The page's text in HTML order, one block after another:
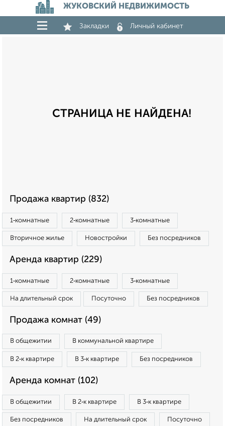
ЖУКОВСКИЙ НЕДВИЖИМОСТЬ
Закладки Личный кабинет
СТРАНИЦА НЕ НАЙДЕНА!
Продажа квартир (832)
1‑комнатные 2‑комнатные 3‑комнатные
Вторичное жилье Новостройки Без посредников
Аренда квартир (229)
1‑комнатные 2‑комнатные 3‑комнатные
На длительный срок Посуточно Без посредников
Продажа комнат (49)
В общежитии В коммунальной квартире
В 2‑к квартире В 3‑к квартире Без посредников
Аренда комнат (102)
В общежитии В 2‑к квартире В 3‑к квартире
Без посредников На длительный срок Посуточно